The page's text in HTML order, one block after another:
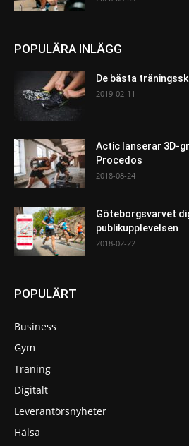
POPULÄRA INLÄGG
De bästa
2019-02-11
Actic lanserar 3D-
Procedos
2018-08-24
Göteborgsvarvet
publikupplevelsen
2018-02-22
POPULÄRT
Business
Gym
Träning
Digitalt
Leverantörsnyheter
Hälsa